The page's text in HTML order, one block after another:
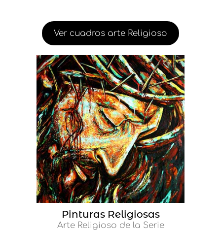
Ver cuadros arte Religioso
Pinturas Religiosas
Arte Religioso de la Serie